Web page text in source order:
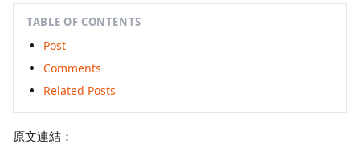
TABLE OF CONTENTS
Post
Comments
Related Posts
原文連結：